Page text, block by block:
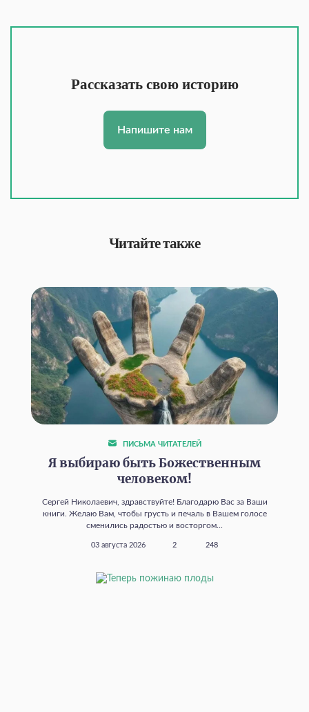
Рассказать свою историю
Напишите нам
Читайте также
ПИСЬМА ЧИТАТЕЛЕЙ
Я выбираю быть Божественным
человеком!
Сергей Николаевич, здравствуйте! Благодарю Вас за Ваши
книги. Желаю Вам, чтобы грусть и печаль в Вашем голосе
сменились радостью и восторгом...
03 августа 2026 2 248